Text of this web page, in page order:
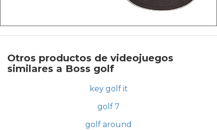
Otros productos de videojuegos
similares a Boss golf
key golf it
golf 7
golf around